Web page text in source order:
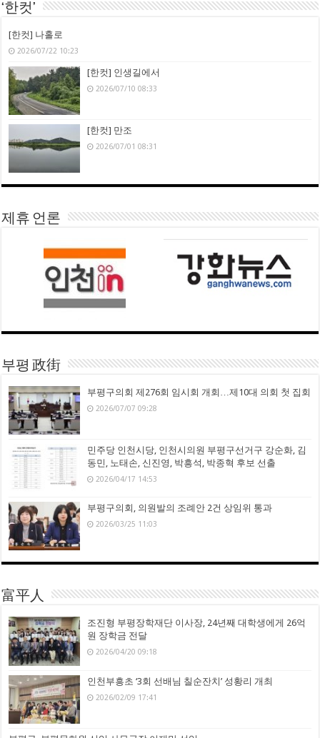
‘한컷’
[한컷] 나홀로
2026/07/22 10:23
[한컷] 인생길에서
2026/07/10 08:33
[한컷] 만조
2026/07/01 08:31
제휴 언론
부평 政街
부평구의회 제276회 임시회 개회…제10대 의회 첫 집회
2026/07/07 09:28
민주당 인천시당, 인천시의원 부평구선거구 강순화, 김
동민, 노태손, 신진영, 박흥석, 박종혁 후보 선출
2026/04/17 14:53
부평구의회, 의원발의 조례안 2건 상임위 통과
2026/03/25 11:03
富平人
조진형 부평장학재단 이사장, 24년째 대학생에게 26억
원 장학금 전달
2026/04/20 09:18
인천부흥초 ‘3회 선배님 칠순잔치’ 성황리 개최
2026/02/09 17:41